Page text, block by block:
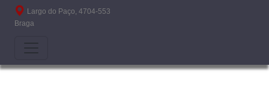
Passar para o conteúdo principal
Largo do Paço, 4704-553
Braga